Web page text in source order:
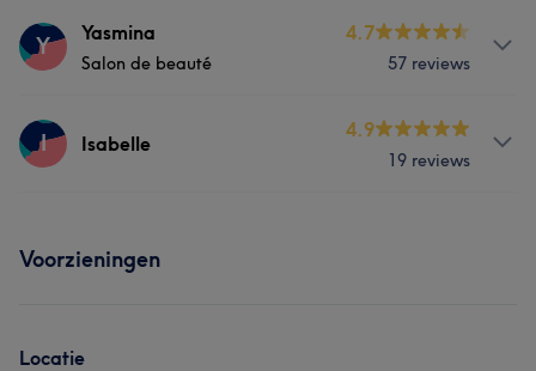
Y Yasmina
Salon de beauté
4.7
57 reviews
Over
for more information or other services please contact
Behandelingen
Ontharen
I Isabelle
4.9
19 reviews
Voorzieningen
Locatie